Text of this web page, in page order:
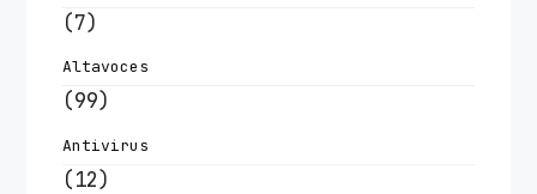
(7)
Altavoces
(99)
Antivirus
(12)